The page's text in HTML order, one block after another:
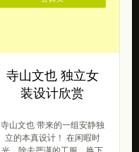
寺山文也 独立女
装设计欣赏
寺山文也 带来的一组安静独
立的本真设计！ 在闲暇时